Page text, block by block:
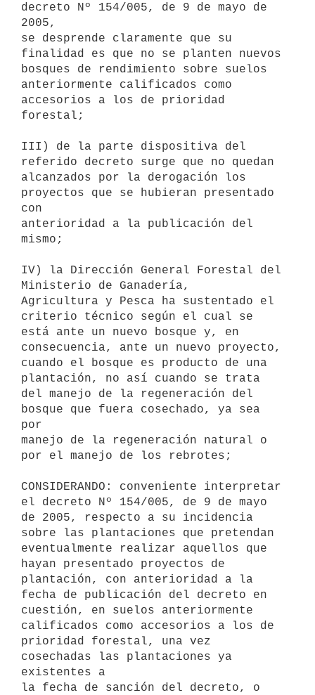
decreto Nº 154/005, de 9 de mayo de
2005,
se desprende claramente que su
finalidad es que no se planten nuevos
bosques de rendimiento sobre suelos
anteriormente calificados como
accesorios a los de prioridad
forestal;
III) de la parte dispositiva del
referido decreto surge que no quedan
alcanzados por la derogación los
proyectos que se hubieran presentado
con
anterioridad a la publicación del
mismo;
IV) la Dirección General Forestal del
Ministerio de Ganadería,
Agricultura y Pesca ha sustentado el
criterio técnico según el cual se
está ante un nuevo bosque y, en
consecuencia, ante un nuevo proyecto,
cuando el bosque es producto de una
plantación, no así cuando se trata
del manejo de la regeneración del
bosque que fuera cosechado, ya sea
por
manejo de la regeneración natural o
por el manejo de los rebrotes;
CONSIDERANDO: conveniente interpretar
el decreto Nº 154/005, de 9 de mayo
de 2005, respecto a su incidencia
sobre las plantaciones que pretendan
eventualmente realizar aquellos que
hayan presentado proyectos de
plantación, con anterioridad a la
fecha de publicación del decreto en
cuestión, en suelos anteriormente
calificados como accesorios a los de
prioridad forestal, una vez
cosechadas las plantaciones ya
existentes a
la fecha de sanción del decreto, o